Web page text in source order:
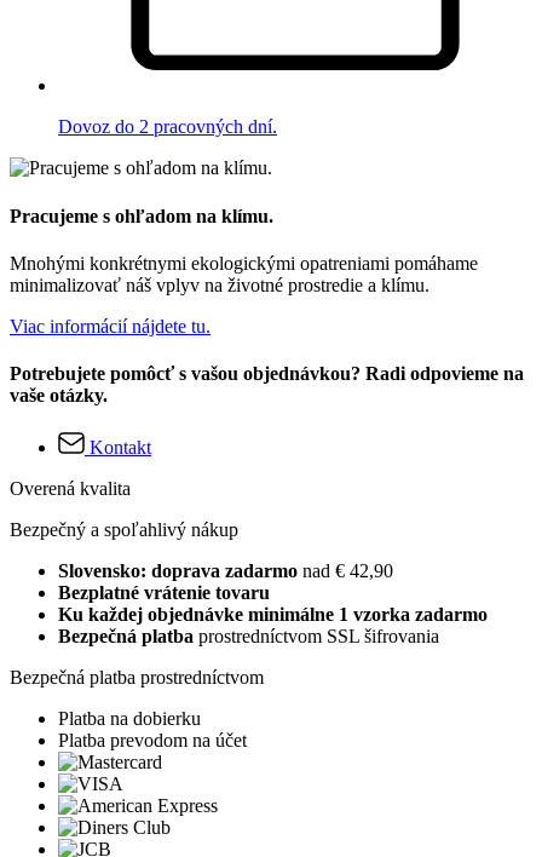
Dovoz do 2 pracovných dní.
Pracujeme s ohľadom na klímu.
Mnohými konkrétnymi ekologickými opatreniami pomáhame
minimalizovať náš vplyv na životné prostredie a klímu.
Viac informácií nájdete tu.
Potrebujete pomôcť s vašou objednávkou? Radi odpovieme na
vaše otázky.
Kontakt
Overená kvalita
Bezpečný a spoľahlivý nákup
Slovensko: doprava zadarmo nad € 42,90
Bezplatné vrátenie tovaru
Ku každej objednávke minimálne 1 vzorka zadarmo
Bezpečná platba prostredníctvom SSL šifrovania
Bezpečná platba prostredníctvom
Platba na dobierku
Platba prevodom na účet